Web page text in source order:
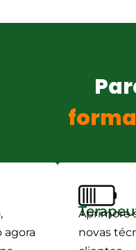
agora
Aprimore
novas